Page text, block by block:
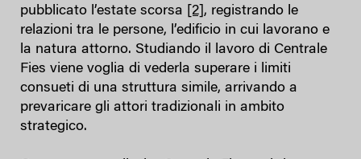
pubblicato l’estate scorsa
[2] , registrando le
relazioni tra le persone, l’edificio in cui lavorano e
la natura attorno. Studiando il lavoro di Centrale
Fies viene voglia di vederla superare i limiti
consueti di una struttura simile, arrivando a
prevaricare gli attori tradizionali in ambito
strategico.